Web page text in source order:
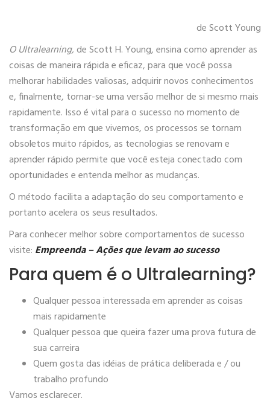
de Scott Young
O Ultralearning, de Scott H. Young, ensina como aprender as
coisas de maneira rápida e eficaz, para que você possa
melhorar habilidades valiosas, adquirir novos conhecimentos
e, finalmente, tornar-se uma versão melhor de si mesmo mais
rapidamente. Isso é vital para o sucesso no momento de
transformação em que vivemos, os processos se tornam
obsoletos muito rápidos, as tecnologias se renovam e
aprender rápido permite que você esteja conectado com
oportunidades e entenda melhor as mudanças.
O método facilita a adaptação do seu comportamento e
portanto acelera os seus resultados.
Para conhecer melhor sobre comportamentos de sucesso
visite: Empreenda – Ações que levam ao sucesso
Para quem é o Ultralearning?
Qualquer pessoa interessada em aprender as coisas
mais rapidamente
Qualquer pessoa que queira fazer uma prova futura de
sua carreira
Quem gosta das idéias de prática deliberada e / ou
trabalho profundo
Vamos esclarecer.